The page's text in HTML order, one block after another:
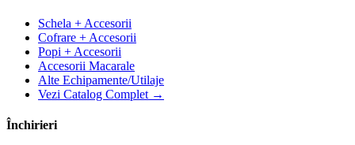
Schela + Accesorii
Cofrare + Accesorii
Popi + Accesorii
Accesorii Macarale
Alte Echipamente/Utilaje
Vezi Catalog Complet →
Închirieri